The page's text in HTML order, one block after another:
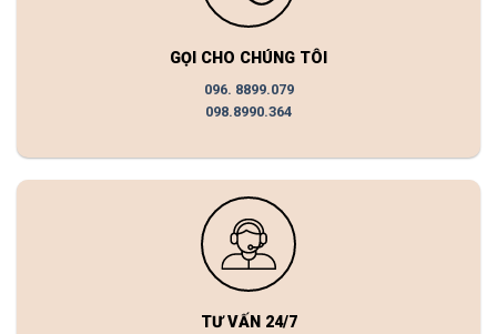
GỌI CHO CHÚNG TÔI
096. 8899.079
098.8990.364
TƯ VẤN 24/7